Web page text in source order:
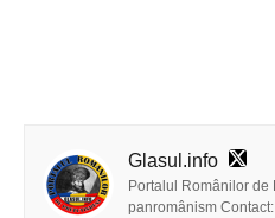
Glasul.info
Portalul Românilor
panromânism